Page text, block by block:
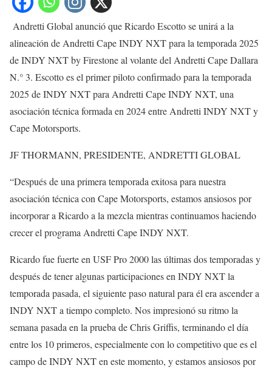
Andretti Global anunció que Ricardo Escotto se unirá a la
alineación de Andretti Cape INDY NXT para la temporada 2025
de INDY NXT by Firestone al volante del Andretti Cape Dallara
N.° 3. Escotto es el primer piloto confirmado para la temporada
2025 de INDY NXT para Andretti Cape INDY NXT, una
asociación técnica formada en 2024 entre Andretti INDY NXT y
Cape Motorsports.
JF THORMANN, PRESIDENTE, ANDRETTI GLOBAL
“Después de una primera temporada exitosa para nuestra
asociación técnica con Cape Motorsports, estamos ansiosos por
incorporar a Ricardo a la mezcla mientras continuamos haciendo
crecer el programa Andretti Cape INDY NXT.
Ricardo fue fuerte en USF Pro 2000 las últimas dos temporadas y
después de tener algunas participaciones en INDY NXT la
temporada pasada, el siguiente paso natural para él era ascender a
INDY NXT a tiempo completo. Nos impresionó su ritmo la
semana pasada en la prueba de Chris Griffis, terminando el día
entre los 10 primeros, especialmente con lo competitivo que es el
campo de INDY NXT en este momento, y estamos ansiosos por